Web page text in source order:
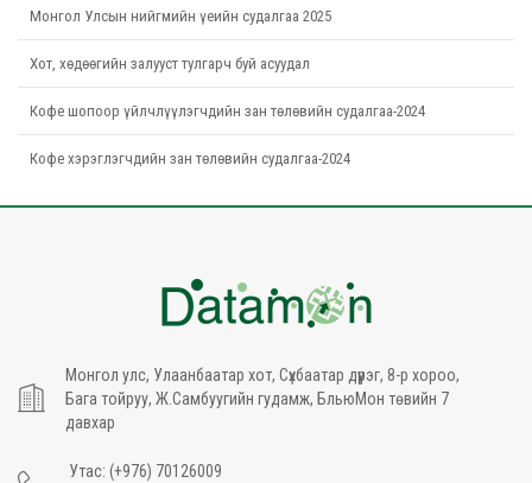
Монгол Улсын нийгмийн үеийн судалгаа 2025
Хот, хөдөөгийн залууст тулгарч буй асуудал
Кофе шопоор үйлчлүүлэгчдийн зан төлөвийн судалгаа-2024
Кофе хэрэглэгчдийн зан төлөвийн судалгаа-2024
Монгол улс, Улаанбаатар хот, Сүхбаатар дүүрэг, 8-р хороо,
Бага тойруу, Ж.Самбуугийн гудамж, БльюМон төвийн 7
давхар
Утас: (+976) 70126009